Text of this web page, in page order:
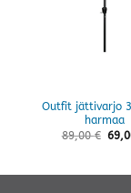
Outfit jättivarjo
harmaa
89,00€